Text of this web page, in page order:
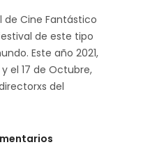
de Cine Fantástico
de este tipo
Este año 2021,
el 17 de Octubre,
del